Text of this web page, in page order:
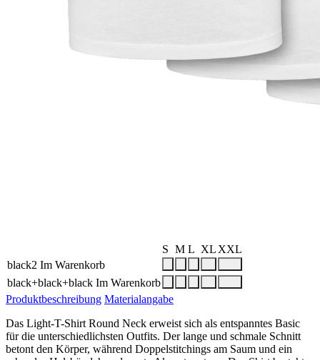
S M L XL XXL
black2 Im Warenkorb
black+black+black Im Warenkorb
Produktbeschreibung Materialangabe
Das Light-T-Shirt Round Neck erweist sich als entspanntes Basic
für die unterschiedlichsten Outfits. Der lange und schmale Schnitt
betont den Körper, während Doppelstitchings am Saum und ein